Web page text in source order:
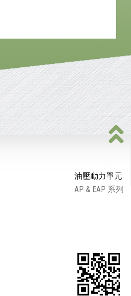
油壓動力單元
AP & EAP 系列